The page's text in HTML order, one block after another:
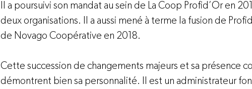
Il a poursuivi son mandat au sein de La Coop Profid’Or en
deux organisations. Il a aussi mené à terme la fusion de
de Novago Coopérative en 2018.
Cette succession de changements majeurs et sa présence
démontrent bien sa personnalité. Il est un administrateur